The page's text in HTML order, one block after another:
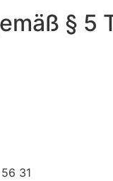
§ 5
31